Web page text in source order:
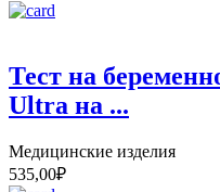
Тест на
Ultra на ...
Медицинские изделия
535,00₽